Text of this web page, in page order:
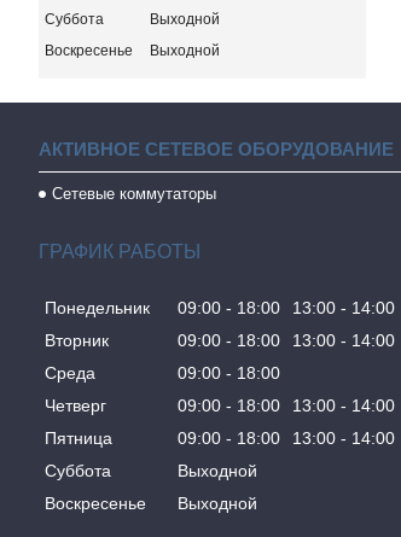
Суббота
Выходной
Воскресенье
Выходной
АКТИВНОЕ СЕТЕВОЕ ОБОРУДОВАНИЕ
Сетевые коммутаторы
ГРАФИК РАБОТЫ
Понедельник 09:00 18:00 13:00
14:00
Вторник
09:00 18:00 13:00
14:00
Среда
09:00
18:00
Четверг
09:00 18:00 13:00
14:00
Пятница
09:00 18:00 13:00
14:00
Суббота
Выходной
Воскресенье
Выходной